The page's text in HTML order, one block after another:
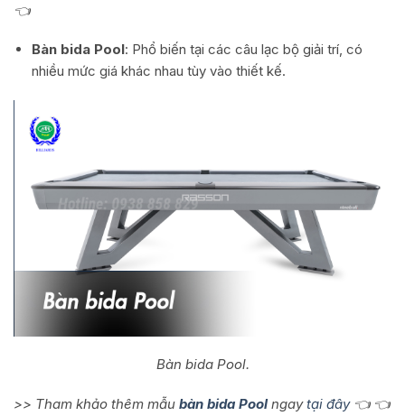
👈
Bàn bida Pool: Phổ biến tại các câu lạc bộ giải trí, có
nhiều mức giá khác nhau tùy vào thiết kế.
Bàn bida Pool.
>> Tham khảo thêm mẫu bàn bida Poolngaytại đây👈 👈